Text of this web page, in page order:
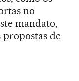
no
mandato,
propostas de